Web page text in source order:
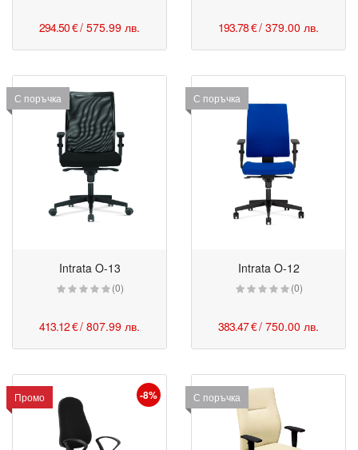
294.50 €/ 575.99 лв. 193.78 €/ 379.00 лв.
С поръчка
Intrata O-13
(0)
413.12 €/ 807.99 лв.
С поръчка
Intrata O-12
(0)
383.47 €/ 750.00 лв.
Промо -8% С поръчка